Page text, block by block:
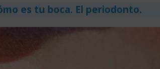
es tu boca. El periodonto.